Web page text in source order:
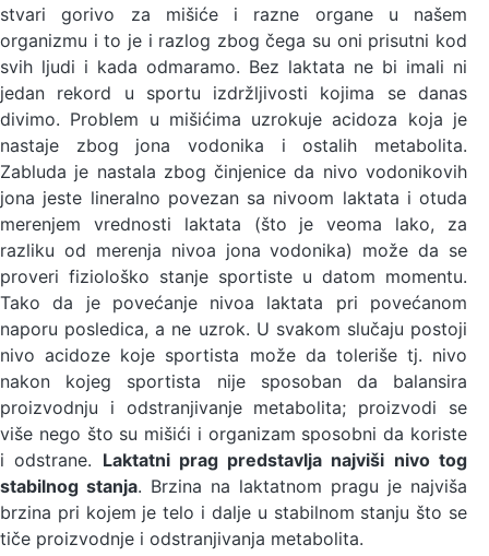
stvari gorivo za mišiće i razne organe u našem
organizmu i to je i razlog zbog čega su oni prisutni kod
svih ljudi i kada odmaramo. Bez laktata ne bi imali ni
jedan rekord u sportu izdržljivosti kojima se danas
divimo. Problem u mišićima uzrokuje acidoza koja je
nastaje zbog jona vodonika i ostalih metabolita.
Zabluda je nastala zbog činjenice da nivo vodonikovih
jona jeste lineralno povezan sa nivoom laktata i otuda
merenjem vrednosti laktata (što je veoma lako, za
razliku od merenja nivoa jona vodonika) može da se
proveri fiziološko stanje sportiste u datom momentu.
Tako da je povećanje nivoa laktata pri povećanom
naporu posledica, a ne uzrok. U svakom slučaju postoji
nivo acidoze koje sportista može da toleriše tj. nivo
nakon kojeg sportista nije sposoban da balansira
proizvodnju i odstranjivanje metabolita; proizvodi se
više nego što su mišići i organizam sposobni da koriste
i odstrane. Laktatni prag predstavlja najviši nivo tog
stabilnog stanja. Brzina na laktatnom pragu je najviša
brzina pri kojem je telo i dalje u stabilnom stanju što se
tiče proizvodnje i odstranjivanja metabolita.